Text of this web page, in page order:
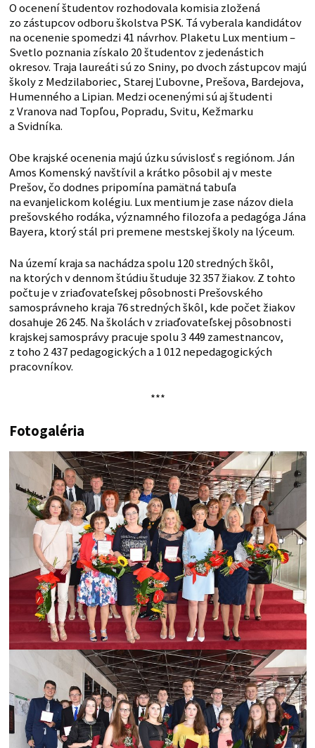
O ocenení študentov rozhodovala komisia zložená
zo zástupcov odboru školstva PSK. Tá vyberala kandidátov
na ocenenie spomedzi 41 návrhov. Plaketu Lux mentium –
Svetlo poznania získalo 20 študentov z jedenástich
okresov. Traja laureáti sú zo Sniny, po dvoch zástupcov majú
školy z Medzilaboriec, Starej Ľubovne, Prešova, Bardejova,
Humenného a Lipian. Medzi ocenenými sú aj študenti
z Vranova nad Topľou, Popradu, Svitu, Kežmarku
a Svidníka.
Obe krajské ocenenia majú úzku súvislosť s regiónom. Ján
Amos Komenský navštívil a krátko pôsobil aj v meste
Prešov, čo dodnes pripomína pamätná tabuľa
na evanjelickom kolégiu. Lux mentium je zase názov diela
prešovského rodáka, významného filozofa a pedagóga Jána
Bayera, ktorý stál pri premene mestskej školy na lýceum.
Na území kraja sa nachádza spolu 120 stredných škôl,
na ktorých v dennom štúdiu študuje 32 357 žiakov. Z tohto
počtu je v zriaďovateľskej pôsobnosti Prešovského
samosprávneho kraja 76 stredných škôl, kde počet žiakov
dosahuje 26 245. Na školách v zriaďovateľskej pôsobnosti
krajskej samosprávy pracuje spolu 3 449 zamestnancov,
z toho 2 437 pedagogických a 1 012 nepedagogických
pracovníkov.
***
Fotogaléria